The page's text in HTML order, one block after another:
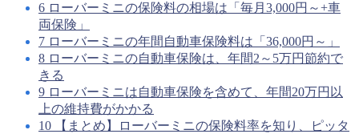
6 ローバーミニの保険料の相場は「毎月3,000円～+車
両保険」
7 ローバーミニの年間自動車保険料は「36,000円～」
8 ローバーミニの自動車保険は、年間2～5万円節約で
きる
9 ローバーミニは自動車保険を含めて、年間20万円以
上の維持費がかかる
10 【まとめ】ローバーミニの保険料率を知り、ピッタ